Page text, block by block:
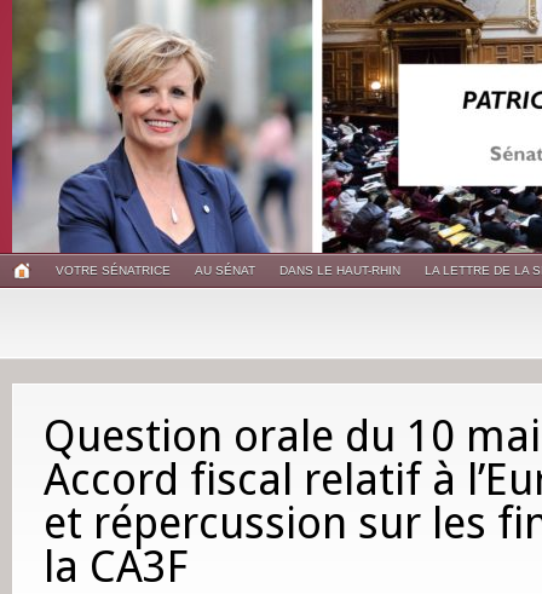
VOTRE SÉNATRICE AU SÉNAT DANS LE HAUT-RHIN LA LETTRE DE LA
Question orale du 10
Accord fiscal relatif à
et répercussion sur les
la CA3F